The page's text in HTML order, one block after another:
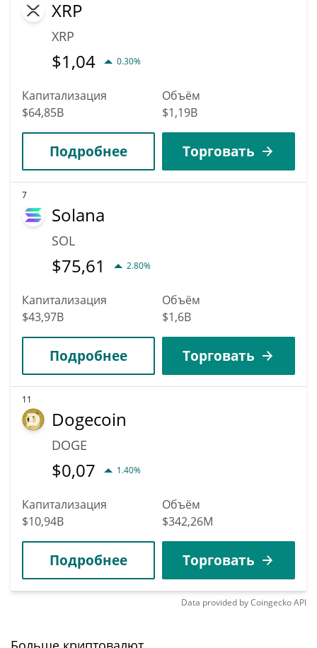
XRP
XRP
$1,04 0.30%
Капитализация
$64,85B
Объём
$1,19B
Подробнее Торговать
7
Solana
SOL
$75,61 2.80%
Капитализация
$43,97B
Объём
$1,6B
Подробнее Торговать
11
Dogecoin
DOGE
$0,07 1.40%
Капитализация
$10,94B
Объём
$342,26M
Подробнее Торговать
Data provided byCoingeckoAPI